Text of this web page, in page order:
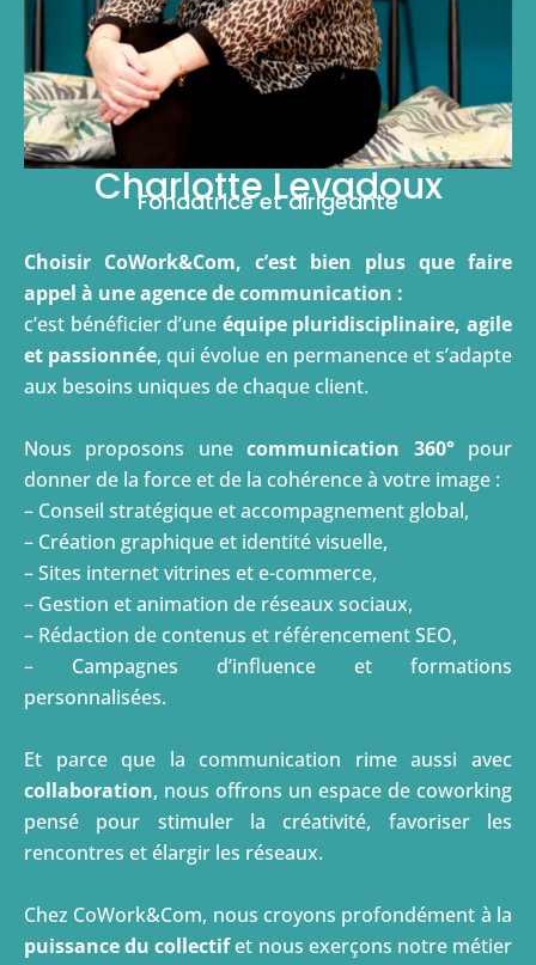
Charlotte Levadoux
Choisir CoWork&Com, c’est bien plus que faire
appel à une agence de communication :
c’est bénéficier d’uneéquipe pluridisciplinaire, agile
et passionnée, qui évolue en permanence et s’adapte
Nous proposons une communication 360°pour
donner de la force et de la cohérence à votre image :
– Conseil stratégique et accompagnement global,
– Création graphique et identité visuelle,
– Sites internet vitrines et e-commerce,
– Gestion et animation de réseaux sociaux,
– Rédaction de contenus et référencement SEO,
– Campagnes d’influence et formations
Et parce que la communication rime aussi avec
collaboration
, nous offrons un espace de coworking
pensé pour stimuler la créativité, favoriser les
Chez CoWork&Com, nous croyons profondément à la